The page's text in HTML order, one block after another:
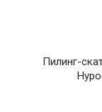
Пилинг-